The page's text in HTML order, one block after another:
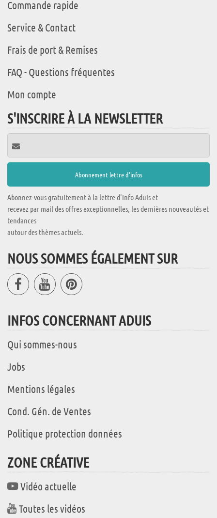
Commande rapide
Service & Contact
Frais de port & Remises
FAQ - Questions fréquentes
Mon compte
S'INSCRIRE À LA NEWSLETTER
Abonnez-vous gratuitement à la lettre d'info Aduis et
recevez par mail des offres exceptionnelles, les dernières nouveautés et
tendances
autour des thèmes actuels.
NOUS SOMMES ÉGALEMENT SUR
INFOS CONCERNANT ADUIS
Qui sommes-nous
Jobs
Mentions légales
Cond. Gén. de Ventes
Politique protection données
ZONE CRÉATIVE
Vidéo actuelle
Toutes les vidéos